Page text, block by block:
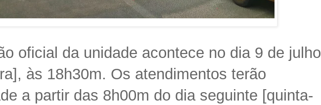
oficial da unidade acontece no dia 9 de julho
às 18h30m. Os atendimentos terão
a partir das 8h00m do dia seguinte [quinta-